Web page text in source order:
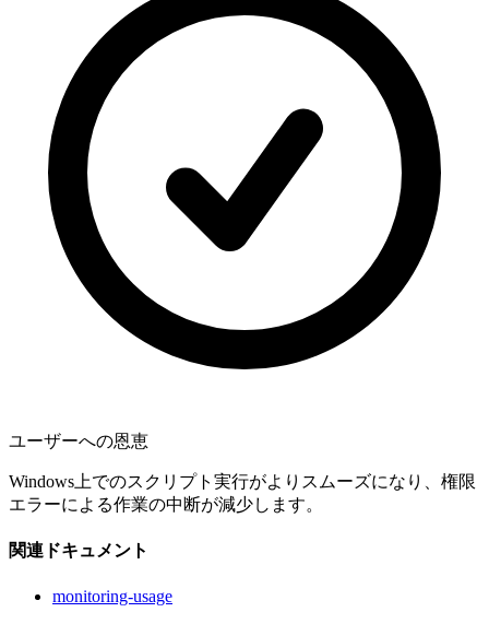
ユーザーへの恩恵
Windows上でのスクリプト実行がよりスムーズになり、権限
エラーによる作業の中断が減少します。
関連ドキュメント
monitoring-usage